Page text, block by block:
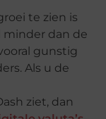
te zien is
minder dan de
gunstig
Als u de
ziet, dan